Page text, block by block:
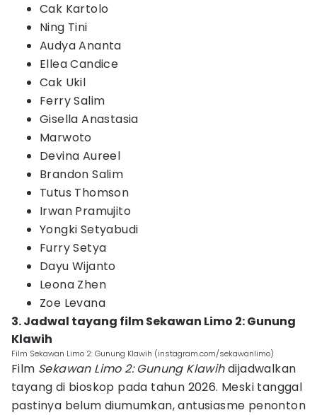
Cak Kartolo
Ning Tini
Audya Ananta
Ellea Candice
Cak Ukil
Ferry Salim
Gisella Anastasia
Marwoto
Devina Aureel
Brandon Salim
Tutus Thomson
Irwan Pramujito
Yongki Setyabudi
Furry Setya
Dayu Wijanto
Leona Zhen
Zoe Levana
3. Jadwal tayang film Sekawan Limo 2: Gunung
Klawih
Film Sekawan Limo 2: Gunung Klawih (instagram.com/sekawanlimo)
Film Sekawan Limo 2: Gunung Klawihdijadwalkan
tayang di bioskop pada tahun 2026. Meski tanggal
pastinya belum diumumkan, antusiasme penonton